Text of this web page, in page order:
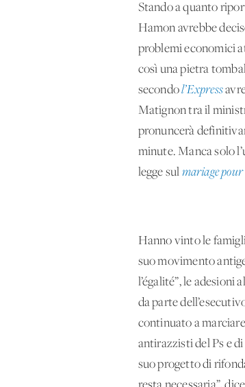
Stando a quanto
Hamon avrebbe
problemi economici
così una pietra
secondol’Express
Matignon tra il
pronuncerà
minute. Manca solo
legge sul mariage pour
Hanno vinto le
suo movimento
l’égalité”, le
da parte
continuato a
antirazzisti del Ps e di
suo progetto di